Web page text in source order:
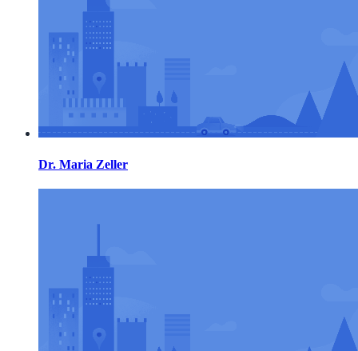
Dr. Maria Zeller